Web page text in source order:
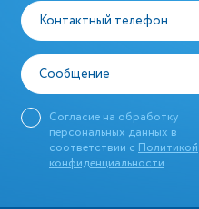
Контактный телефон
Сообщение
Согласие на обработку
персональных данных в
соответствии с Политикой
конфиденциальности